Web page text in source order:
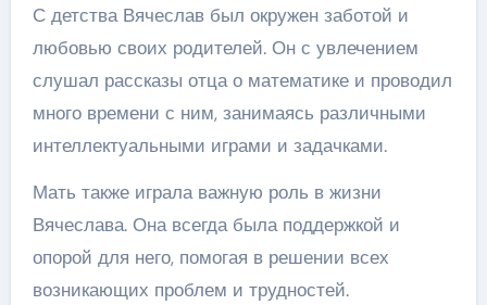
С детства Вячеслав был окружен заботой и
любовью своих родителей. Он с увлечением
слушал рассказы отца о математике и проводил
много времени с ним, занимаясь различными
интеллектуальными играми и задачками.
Мать также играла важную роль в жизни
Вячеслава. Она всегда была поддержкой и
опорой для него, помогая в решении всех
возникающих проблем и трудностей.